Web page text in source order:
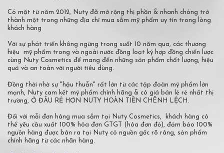
Có mặt từ năm 2012, Nuty đã mở rộng thị phần & nhanh chóng trở
thành một trong những địa chỉ mua sắm mỹ phẩm uy tín trong lòng
khách hàng
Với sự phát triển không ngừng trong suốt 10 năm qua, các thương
hiệu mỹ phẩm trong và ngoài nước đồng loạt ký hợp đồng chiến lược
cùng Nuty Cosmetics để mang đến những sản phẩm chất lượng, hiệu
quả và an toàn với người tiêu dùng.
Đồng thời nhờ sự "hậu thuẫn" rất lớn từ các tập đoàn mỹ phẩm lớn
mạnh, Nuty cam kết mỹ phẩm chính hãng & có giá bán lẻ rẻ nhất thị
trường, Ở ĐÂU RẺ HƠN NUTY HOÀN TIỀN CHÊNH LỆCH.
Đối với mỗi đơn hàng mua sắm tại Nuty Cosmetics, khách hàng có
thể yêu cầu xuất 100% hóa đơn GTGT (hóa đơn đỏ), đảm bảo 100%
nguồn hàng được bán ra tại Nuty có nguồn gốc rõ ràng, sản phẩm
chính hãng từ các nhãn hàng.